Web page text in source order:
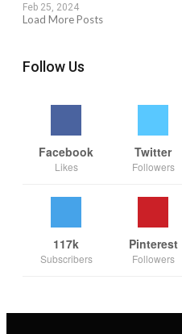
Feb 25, 2024
Load More Posts
Follow Us
Facebook
Likes
Twitter
Followers
117k
Subscribers
Pinterest
Followers